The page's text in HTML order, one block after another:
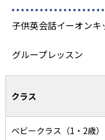
子供英会話イーオンキ
グループレッスン
クラス
ベビークラス（1・2歳）